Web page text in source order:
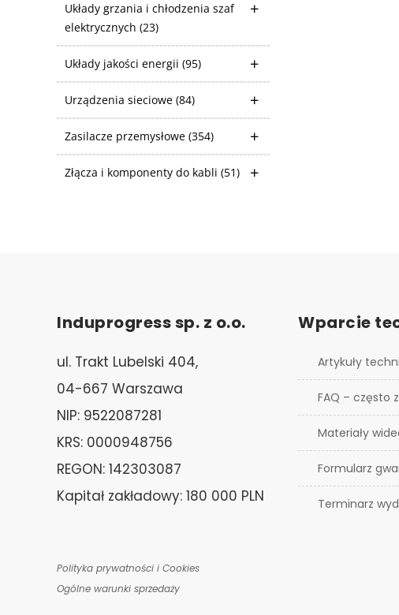
Układy grzania i chłodzenia szaf
elektrycznych (23)
Układy jakości energii (95)
Urządzenia sieciowe (84)
Zasilacze przemysłowe (354)
Złącza i komponenty do kabli (51)
Induprogress sp. z o.o.
ul. Trakt Lubelski 404,
04-667 Warszawa
NIP: 9522087281
KRS: 0000948756
REGON: 142303087
Kapitał zakładowy: 180 000 PLN
Polityka prywatności i Cookies
Ogólne warunki sprzedaży
Wparcie
Artykuły
FAQ – często
Materiały
Formularz
Terminarz